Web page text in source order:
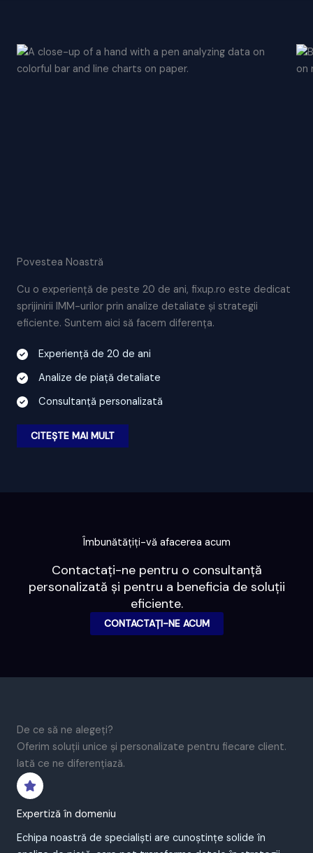
Povestea Noastră
Cu o experiență de peste 20 de ani, fixup.ro este dedicat
sprijinirii IMM-urilor prin analize detaliate și strategii
eficiente. Suntem aici să facem diferența.
Experiență de 20 de ani
Analize de piață detaliate
Consultanță personalizată
CITEȘTE MAI MULT
Îmbunătățiți-vă afacerea acum
Contactați-ne pentru o consultanță
personalizată și pentru a beneficia de soluții
eficiente.
CONTACTAȚI-NE ACUM
De ce să ne alegeți?
Oferim soluții unice și personalizate pentru fiecare client.
Iată ce ne diferențiază.
Expertiză în domeniu
Echipa noastră de specialiști are cunoștințe solide în